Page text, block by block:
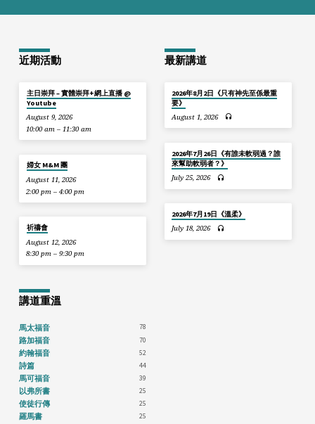
近期活動
主日崇拜 – 實體崇拜+網上直播 @
Youtube
August 9, 2026
10:00 am – 11:30 am
婦女 M&M 團
August 11, 2026
2:00 pm – 4:00 pm
祈禱會
August 12, 2026
8:30 pm – 9:30 pm
最新講道
2026年8月2日《只有神先至係最重
要》
August 1, 2026
2026年7月26日《有誰未軟弱過？誰
來幫助軟弱者？》
July 25, 2026
2026年7月19日《溫柔》
July 18, 2026
講道重溫
馬太福音 78
路加福音 70
約翰福音 52
詩篇 44
馬可福音 39
以弗所書 25
使徒行傳 25
羅馬書 25